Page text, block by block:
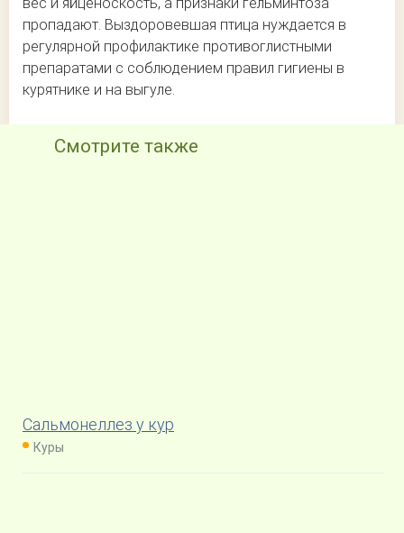
пропадают. Выздоровевшая птица нуждается в
регулярной профилактике противоглистными
препаратами с соблюдением правил гигиены в
курятнике и на выгуле.
Смотрите также
Сальмонеллез у кур
Куры